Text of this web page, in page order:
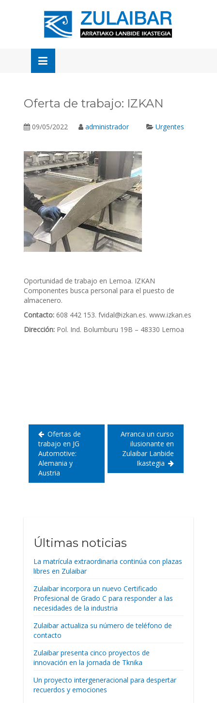
Oferta de trabajo: IZKAN
09/05/2022 administrador Urgentes
Oportunidad de trabajo en Lemoa. IZKAN
Componentes busca personal para el puesto de
almacenero.
Contacto:608 442 153. fvidal@izkan.es. www.izkan.es
Dirección:Pol. Ind. Bolumburu 19B – 48330 Lemoa
Ofertas de
trabajo en JG
Automotive:
Alemania y
Austria
Arranca un curso
ilusionante en
Zulaibar Lanbide
Ikastegia
Últimas noticias
La matrícula extraordinaria continúa con plazas
libres en Zulaibar
Zulaibar incorpora un nuevo Certificado
Profesional de Grado C para responder a las
necesidades de la industria
Zulaibar actualiza su número de teléfono de
contacto
Zulaibar presenta cinco proyectos de
innovación en la jornada de Tknika
Un proyecto intergeneracional para despertar
recuerdos y emociones